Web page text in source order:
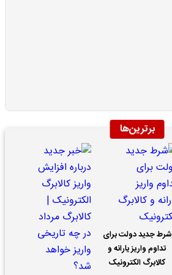
برترین‌ها
شرط جدید دولت برای
تداوم واریز یارانه و
کالابرگ الکترونیک